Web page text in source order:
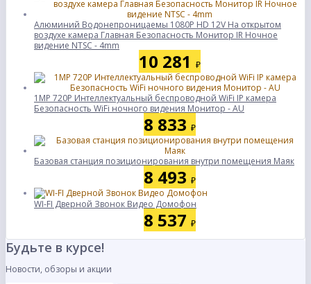
Алюминий Водонепроницаемы 1080P HD 12V На открытом
воздухе камера Главная Безопасность Монитор IR Ночное
видение NTSC - 4mm
10 281 ₽
1MP 720P Интеллектуальный беспроводной WiFi IP камера
Безопасность WiFi ночного видения Монитор - AU
8 833 ₽
Базовая станция позиционирования внутри помещения Маяк
8 493 ₽
WI-FI Дверной Звонок Видео Домофон
8 537 ₽
Будьте в курсе!
Новости, обзоры и акции